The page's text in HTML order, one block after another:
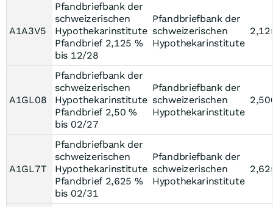
A1A3V5
Pfandbriefbank der
schweizerischen
Hypothekarinstitute
Pfandbrief 2,125 %
bis 12/28
Pfandbriefbank der
schweizerischen
Hypothekarinstitute
A1GL08
Pfandbriefbank der
schweizerischen
Hypothekarinstitute
Pfandbrief 2,50 %
bis 02/27
Pfandbriefbank der
schweizerischen
Hypothekarinstitute
A1GL7T
Pfandbriefbank der
schweizerischen
Hypothekarinstitute
Pfandbrief 2,625 %
bis 02/31
Pfandbriefbank der
schweizerischen
Hypothekarinstitute